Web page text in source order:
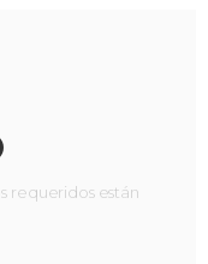
requeridos están